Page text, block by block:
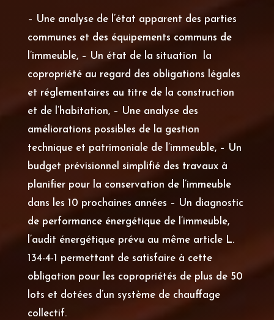
– Une analyse de l’état apparent des parties
communes et des équipements communs de
l’immeuble, – Un état de la situation la
copropriété au regard des obligations légales
et réglementaires au titre de la construction
et de l’habitation, – Une analyse des
améliorations possibles de la gestion
technique et patrimoniale de l’immeuble, – Un
budget prévisionnel simplifié des travaux à
planifier pour la conservation de l’immeuble
dans les 10 prochaines années – Un diagnostic
de performance énergétique de l’immeuble,
l’audit énergétique prévu au même article L.
134-4-1 permettant de satisfaire à cette
obligation pour les copropriétés de plus de 50
lots et dotées d’un système de chauffage
collectif.